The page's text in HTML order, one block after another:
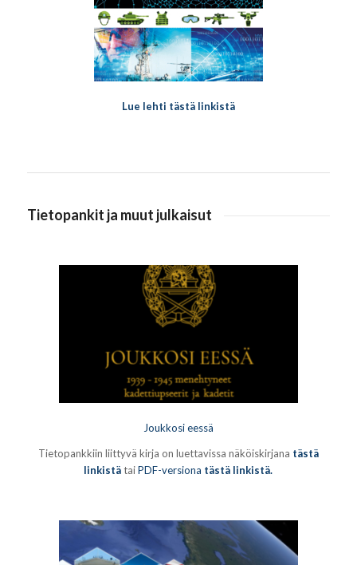
Lue lehti tästä linkistä
Tietopankit ja muut julkaisut
Joukkosi eessä
Tietopankkiin liittyvä kirja on luettavissa näköiskirjana tästä
linkistä taiPDF-versiona tästä linkistä.